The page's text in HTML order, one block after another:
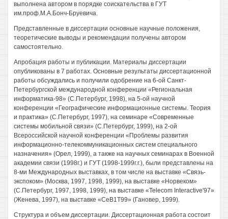
выполнена автором в порядке соискательства в ГУТ
им.проф.М.А.Бонч-Бруевича.
Представленные в диссертации основные научные положения,
теоретические выводы и рекомендации получены автором
самостоятельно.
Апробация работы и публикации. Материалы диссертации
опубликованы в 7 работах. Основные результаты диссертационной
работы обсуждались и получили одобрение на 6-ой Санкт-
Петербургской международной конференции «Региональная
информатика-98» (С.Петербург, 1998), на 5-ой научной
конференции «Географические информационные системы. Теория
и практика» (С.Петербург, 1997), на семинаре «Современные
системы мобильной связи» (С.Петербург, 1999), на 2-ой
Всероссийской научной конференции «Проблемы развития
информационно-телекоммуникационных систем специального
назначения» (Орел, 1999), а также на научных семинарах в Военной
академии связи (1998г.) и ГУТ (1998-1999г.г.), были представлены на
8-ми Международных выставках, в том числе на выставке «Связь-
экспоком» (Москва, 1997, 1998, 1999), на выставке «Норвеком»
(С.Петербург, 1997, 1998, 1999), на выставке «Telecom Interactive'97»
(Женева, 1997), на выставке «СеВ1Т99» (Гановер, 1999).
Структура и объем диссертации. Диссертационная работа состоит